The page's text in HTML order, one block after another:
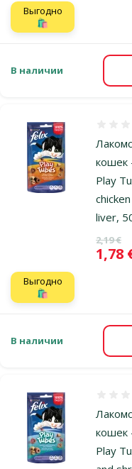
Выгодно
🛍️
В наличии
кошек
Play
liver,
2,19 €
1,78
Выгодно
🛍️
В наличии
кошек
Play